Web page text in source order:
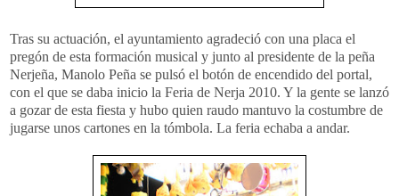
Tras su actuación, el ayuntamiento agradeció con una placa el
pregón de esta formación musical y junto al presidente de la peña
Nerjeña, Manolo Peña se pulsó el botón de encendido del portal,
con el que se daba inicio la Feria de Nerja 2010. Y la gente se lanzó
a gozar de esta fiesta y hubo quien raudo mantuvo la costumbre de
jugarse unos cartones en la tómbola. La feria echaba a andar.